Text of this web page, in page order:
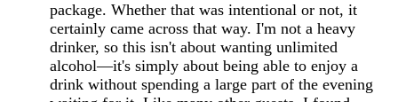
package. Whether that was intentional or not, it
certainly came across that way. I'm not a heavy
drinker, so this isn't about wanting unlimited
alcohol—it's simply about being able to enjoy a
drink without spending a large part of the evening